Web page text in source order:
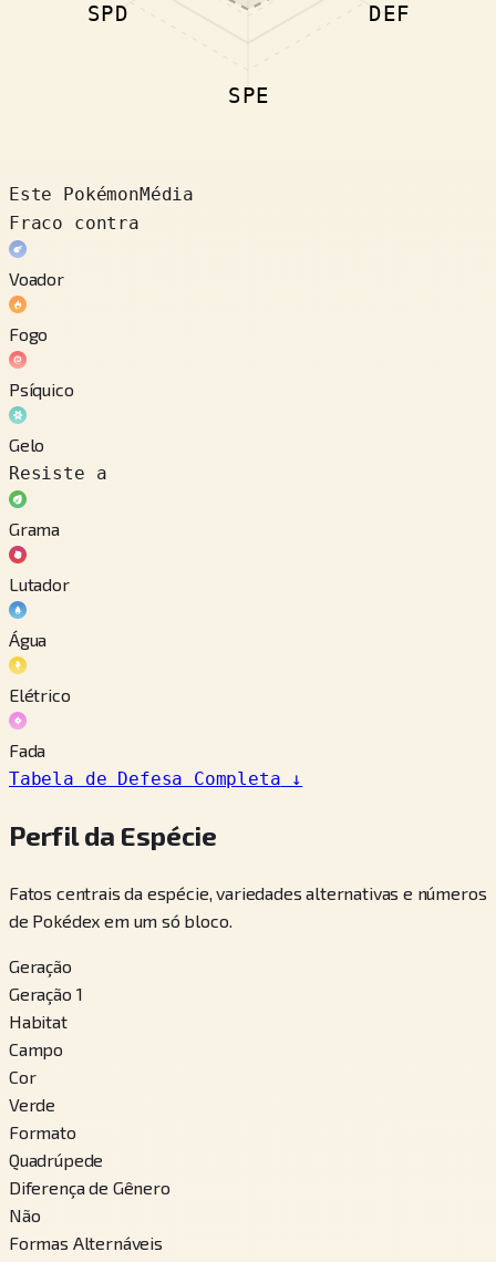
DEF
SPE
SPD
Este PokémonMédia
Fraco contra
Voador
Fogo
Psíquico
Gelo
Resiste a
Grama
Lutador
Água
Elétrico
Fada
Tabela de Defesa Completa ↓
Perfil da Espécie
Fatos centrais da espécie, variedades alternativas e números
de Pokédex em um só bloco.
Geração
Geração 1
Habitat
Campo
Cor
Verde
Formato
Quadrúpede
Diferença de Gênero
Não
Formas Alternáveis